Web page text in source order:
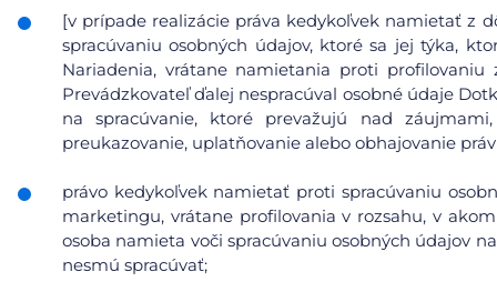
[v prípade realizácie práva kedykoľvek namietať z
spracúvaniu osobných údajov, ktoré sa jej týka,
Nariadenia, vrátane namietania proti
Prevádzkovateľ ďalej nespracúval osobné údaje
na spracúvanie, ktoré prevažujú nad
preukazovanie, uplatňovanie alebo obhajovanie
právo kedykoľvek namietať proti spracúvaniu
marketingu, vrátane profilovania v rozsahu, v
osoba namieta voči spracúvaniu osobných údajov
nesmú spracúvať;